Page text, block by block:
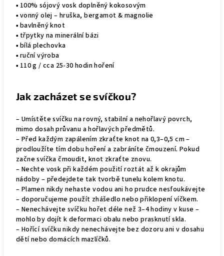
▪︎ 100% sójový vosk doplněný kokosovým
▪︎ vonný olej – hruška, bergamot & magnolie
▪︎ bavlněný knot
▪︎ třpytky na minerální bázi
▪︎ bílá plechovka
▪︎ ruční výroba
▪︎ 110 g / cca 25-30 hodin hoření
Jak zacházet se svíčkou?
– Umístěte svíčku na rovný, stabilní a nehořlavý povrch,
mimo dosah průvanu a hořlavých předmětů.
– Před každým zapálením zkraťte knot na 0,3–0,5 cm –
prodloužíte tím dobu hoření a zabráníte čmouzení. Pokud
začne svíčka čmoudit, knot zkraťte znovu.
– Nechte vosk při každém použití roztát až k okrajům
nádoby – předejdete tak tvorbě tunelu kolem knotu.
– Plamen nikdy nehaste vodou ani ho prudce nesfoukávejte
– doporučujeme použít zhášedlo nebo přiklopení víčkem.
– Nenechávejte svíčku hořet déle než 3–4 hodiny v kuse –
mohlo by dojít k deformaci obalu nebo prasknutí skla.
– Hořící svíčku nikdy nenechávejte bez dozoru ani v dosahu
dětí nebo domácích mazlíčků.